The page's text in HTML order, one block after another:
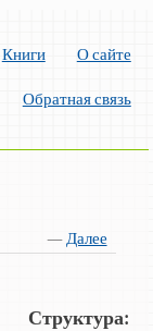
Книги О сайте
Обратная связь
—Далее
Структура: